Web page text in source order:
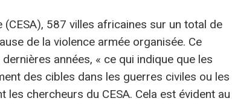
(CESA), 587 villes africaines sur un total de
de la violence armée organisée. Ce
années, « ce qui indique que les
des cibles dans les guerres civiles ou les
chercheurs du CESA. Cela est évident au